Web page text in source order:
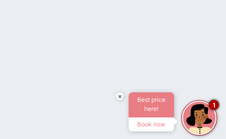
×
Best price
here!
Book now
1